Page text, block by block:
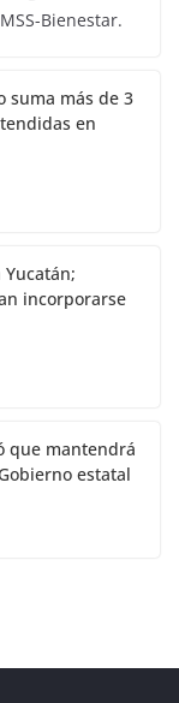
Bienestar.
suma más de 3
en
incorporarse
que mantendrá
estatal